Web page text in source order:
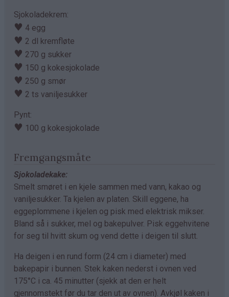
Sjokoladekrem:
♥ 4 egg
♥ 2 dl kremfløte
♥ 270 g sukker
♥ 150 g kokesjokolade
♥ 250 g smør
♥ 2 ts vaniljesukker
Pynt:
♥ 100 g kokesjokolade
Fremgangsmåte
Sjokoladekake:
Smelt smøret i en kjele sammen med vann, kakao og
vaniljesukker. Ta kjelen av platen. Skill eggene, ha
eggeplommene i kjelen og pisk med elektrisk mikser.
Bland så i sukker, mel og bakepulver. Pisk eggehvitene
for seg til hvitt skum og vend dette i deigen til slutt.
Ha deigen i en rund form (24 cm i diameter) med
bakepapir i bunnen. Stek kaken nederst i ovnen ved
175°C i ca. 45 minutter (sjekk at den er helt
gjennomstekt før du tar den ut av ovnen). Avkjøl kaken i